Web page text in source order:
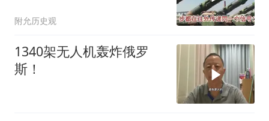
附允历史观
1340架无人机轰炸俄罗
斯！